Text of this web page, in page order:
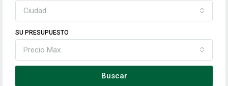
Ciudad
SU PRESUPUESTO
Precio Max.
Buscar